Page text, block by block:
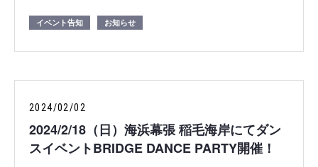
イベント告知 お知らせ
2024/02/02
2024/2/18（日）海浜幕張 稲毛海岸にてダン
スイベントBRIDGE DANCE PARTY開催！